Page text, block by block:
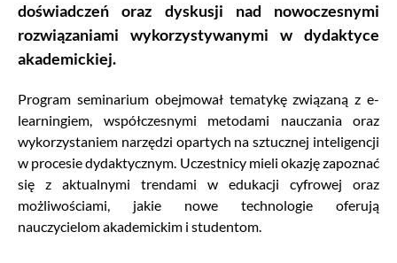
doświadczeń oraz dyskusji nad nowoczesnymi
rozwiązaniami wykorzystywanymi w dydaktyce
akademickiej.
Program seminarium obejmował tematykę związaną z e-
learningiem, współczesnymi metodami nauczania oraz
wykorzystaniem narzędzi opartych na sztucznej inteligencji
w procesie dydaktycznym. Uczestnicy mieli okazję zapoznać
się z aktualnymi trendami w edukacji cyfrowej oraz
możliwościami, jakie nowe technologie oferują
nauczycielom akademickim i studentom.